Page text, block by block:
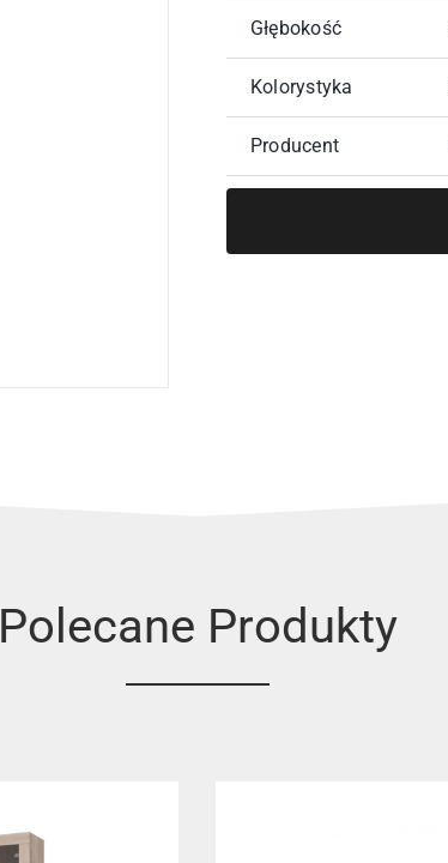
Głębokość
Kolorystyka
Producent
Polecane Produkty